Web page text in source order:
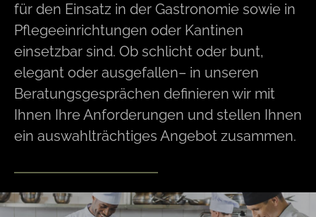
für den Einsatz in der Gastronomie sowie in
Pflegeeinrichtungen oder Kantinen
einsetzbar sind. Ob schlicht oder bunt,
elegant oder ausgefallen– in unseren
Beratungsgesprächen definieren wir mit
Ihnen Ihre Anforderungen und stellen Ihnen
ein auswahlträchtiges Angebot zusammen.